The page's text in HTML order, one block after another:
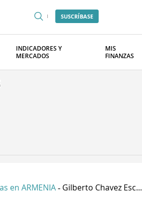
SUSCRÍBASE
INDICADORES Y
MERCADOS
MIS
FINANZAS
en ARMENIA - Gilberto Chavez Esc...